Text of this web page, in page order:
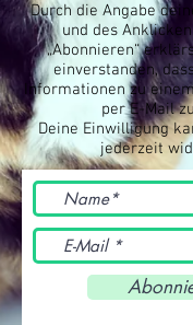
Durch die Angabe
und des
„Abonnieren“
einverstanden,
Informationen zu
per E-Mail
Deine Einwilligung
jederzeit